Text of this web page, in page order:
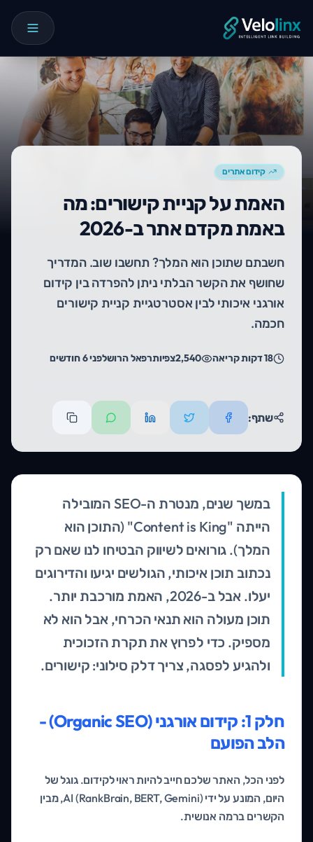
קידום אתרים
האמת על קניית קישורים: מה
באמת מקדם אתר ב-2026
חשבתם שתוכן הוא המלך? תחשבו שוב. המדריך
שחושף את הקשר הבלתי ניתן להפרדה בין קידום
אורגני איכותי לבין אסטרטגיית קניית קישורים
חכמה.
18דקות קריאה 2,540צפיותרפאל הרושלפני 6 חודשים
שתף:
במשך שנים, מנטרת ה-SEO המובילה
הייתה "Content is King" (התוכן הוא
המלך). גורואים לשיווק הבטיחו לנו שאם רק
נכתוב תוכן איכותי, הגולשים יגיעו והדירוגים
יעלו. אבל ב-2026, האמת מורכבת יותר.
תוכן מעולה הוא תנאי הכרחי, אבל הוא לא
מספיק. כדי לפרוץ את תקרת הזכוכית
ולהגיע לפסגה, צריך דלק סילוני: קישורים.
חלק 1: קידום אורגני (Organic SEO) -
הלב הפועם
לפני הכל, האתר שלכם חייב להיות ראוי לקידום. גוגל של
היום, המונע על ידי AI (RankBrain, BERT, Gemini), מבין
הקשרים ברמה אנושית.